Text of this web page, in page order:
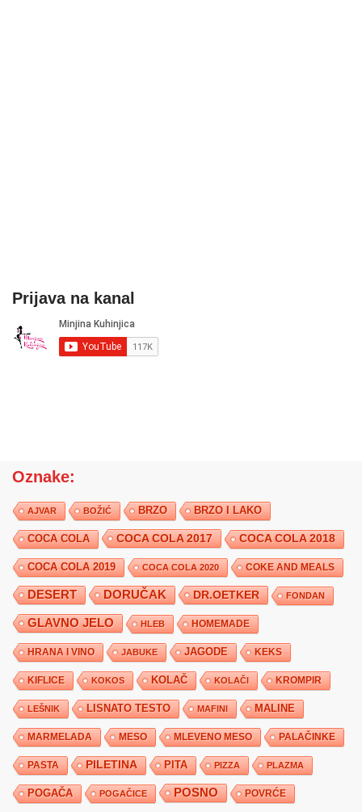
Prijava na kanal
Oznake:
AJVAR BOŽIĆ BRZO BRZO I LAKO
COCA COLA COCA COLA 2017 COCA COLA 2018
COCA COLA 2019 COCA COLA 2020 COKE AND MEALS
DESERT DORUČAK DR.OETKER FONDAN
GLAVNO JELO HLEB HOMEMADE
HRANA I VINO JABUKE JAGODE KEKS
KIFLICE KOKOS KOLAČ KOLAČI KROMPIR
LEŠNIK LISNATO TESTO MAFINI MALINE
MARMELADA MESO MLEVENO MESO PALAČINKE
PASTA PILETINA PITA PIZZA PLAZMA
POGAČA POGAČICE POSNO POVRĆE